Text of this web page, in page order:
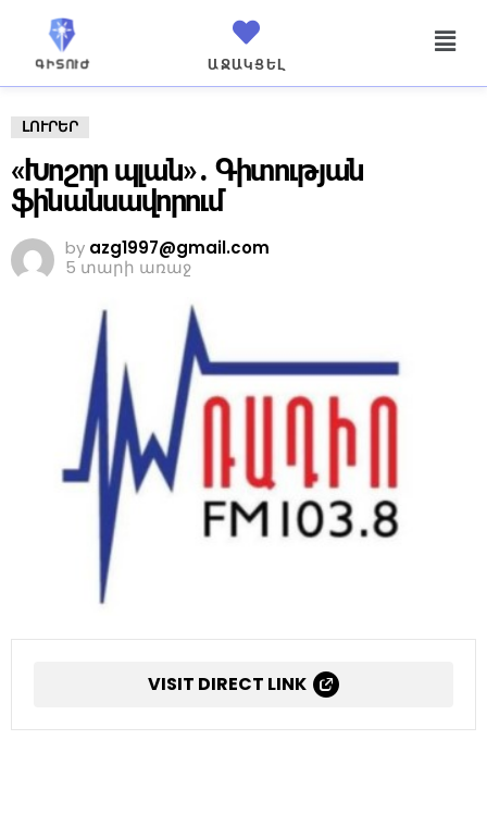
ԱՋԱԿՑԵԼ
ԼՈՒՐԵՐ
«Խոշոր պլան»․ Գիտության
ֆինանսավորում
by azg1997@gmail.com
5 տարի առաջ
VISIT DIRECT LINK